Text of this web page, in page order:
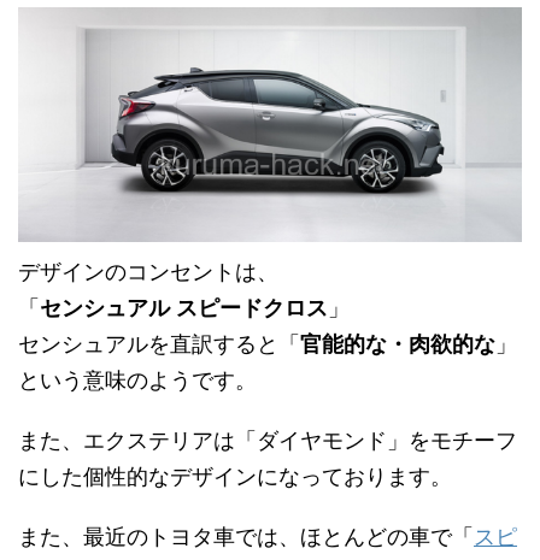
デザインのコンセントは、
「 センシュアル スピードクロス 」
センシュアルを直訳すると「 官能的な・肉欲的な 」
という意味のようです。
また、エクステリアは「ダイヤモンド」をモチーフ
にした個性的なデザインになっております。
また、最近のトヨタ車では、ほとんどの車で「 スピ